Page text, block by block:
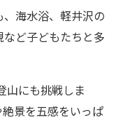
海水浴、軽井沢の
ど子どもたちと多
山にも挑戦しま
景を五感をいっぱ